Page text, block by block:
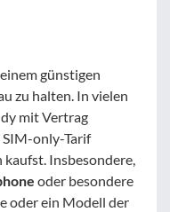
günstigen
zu halten. In vielen
mit Vertrag
SIM-only-Tarif
Insbesondere,
oder besondere
oder ein Modell der